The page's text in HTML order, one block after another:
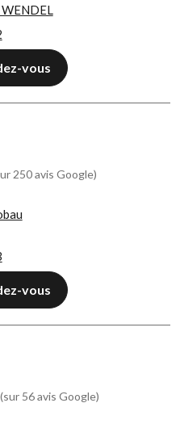
vous
250 avis Google)
vous
(sur 56 avis Google)